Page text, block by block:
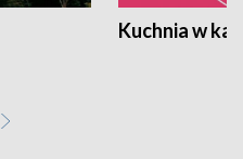
Kuchnia w